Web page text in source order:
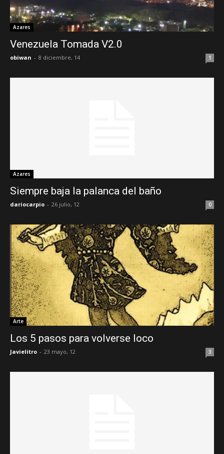
Azares
Venezuela Tomada V2.0
obiwan - 8 diciembre, 14 1
Azares
Siempre baja la palanca del baño
dariocarpio - 26 julio, 12 0
Arte
Los 5 pasos para volverse loco
Javielitro - 23 mayo, 12 3